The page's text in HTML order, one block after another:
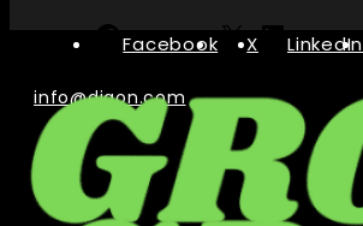
Facebook X LinkedIn
info@digon.com